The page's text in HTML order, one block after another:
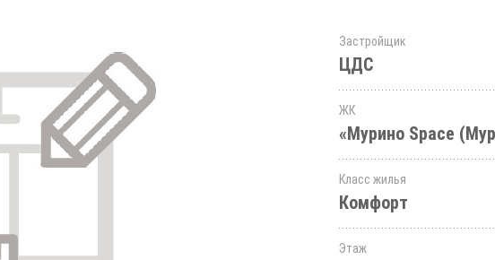
Застройщик
ЦДС
ЖК
«Мурино Space
Класс жилья
Комфорт
Этаж